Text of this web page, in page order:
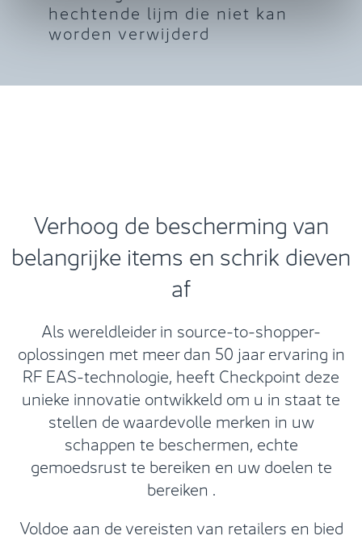
hechtende lijm die niet kan
worden verwijderd
Verhoog de bescherming van
belangrijke items en schrik dieven
af
Als wereldleider in source-to-shopper-
oplossingen met meer dan 50 jaar ervaring in
RF EAS-technologie, heeft Checkpoint deze
unieke innovatie ontwikkeld om u in staat te
stellen de waardevolle merken in uw
schappen te beschermen, echte
gemoedsrust te bereiken en uw doelen te
bereiken .
Voldoe aan de vereisten van retailers en bied